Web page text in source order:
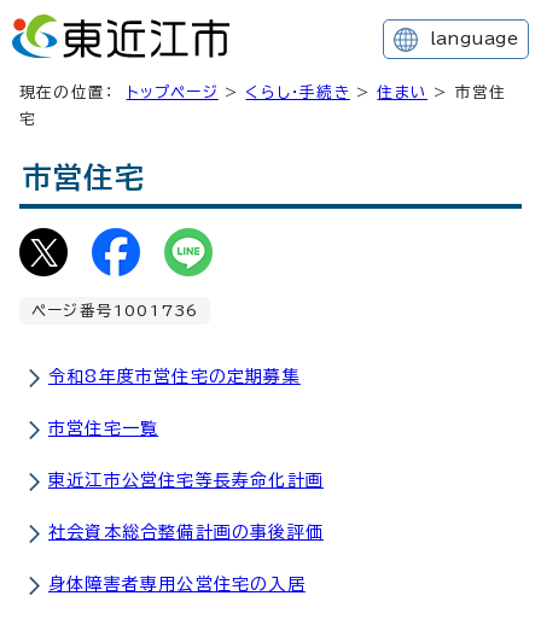
language
現在の位置： トップページ > くらし・手続き >住まい
> 市営住
宅
市営住宅
ページ番号1001736
令和8年度市営住宅の定期募集
市営住宅一覧
東近江市公営住宅等長寿命化計画
社会資本総合整備計画の事後評価
身体障害者専用公営住宅の入居